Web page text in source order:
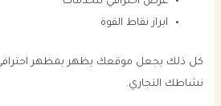
ابراز نقاط القوة
كل ذلك يجعل موقعك يظهر بمظهر
نشاطك التجاري.